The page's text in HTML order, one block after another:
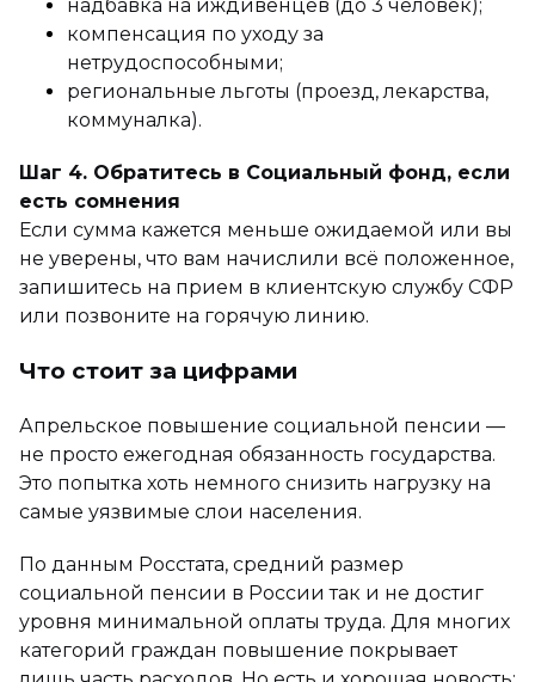
надбавка на иждивенцев (до 3 человек);
компенсация по уходу за
нетрудоспособными;
региональные льготы (проезд, лекарства,
коммуналка).
Шаг 4. Обратитесь в Социальный фонд, если
есть сомнения
Если сумма кажется меньше ожидаемой или вы
не уверены, что вам начислили всё положенное,
запишитесь на прием в клиентскую службу СФР
или позвоните на горячую линию.
Что стоит за цифрами
Апрельское повышение социальной пенсии —
не просто ежегодная обязанность государства.
Это попытка хоть немного снизить нагрузку на
самые уязвимые слои населения.
По данным Росстата, средний размер
социальной пенсии в России так и не достиг
уровня минимальной оплаты труда. Для многих
категорий граждан повышение покрывает